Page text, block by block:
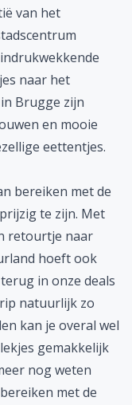
van het
naar het
Brugge zijn
en mooie
eettentjes.
bereiken met de
te zijn. Met
retourtje naar
hoeft ook
in onze deals
natuurlijk zo
kan je overal wel
gemakkelijk
nog weten
met de